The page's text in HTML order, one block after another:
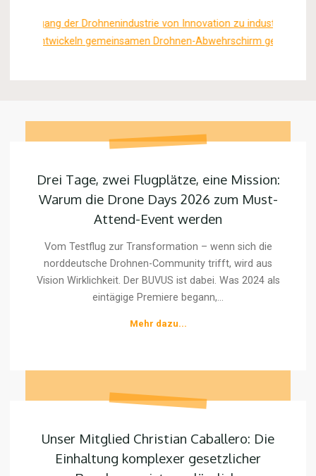
Drohnenindustrie von Innovation zu industrieller Integration
gemeinsamen Drohnen-Abwehrschirm gegen UAS und
Drei
zwei
Flugplätze,
eine
Drone
2026
Event
Drei Tage, zwei Flugplätze, eine Mission:
Warum die Drone Days 2026 zum Must-
Attend-Event werden
Vom Testflug zur Transformation – wenn sich die
norddeutsche Drohnen-Community trifft, wird aus
Vision Wirklichkeit. Der BUVUS ist dabei. Was 2024 als
eintägige Premiere begann,...
Mehr dazu..."Drei
Flugplätze,
Mission:
Drone
Days
Unser
Christian
Caballero:
Unser Mitglied Christian Caballero: Die
Einhaltung komplexer gesetzlicher